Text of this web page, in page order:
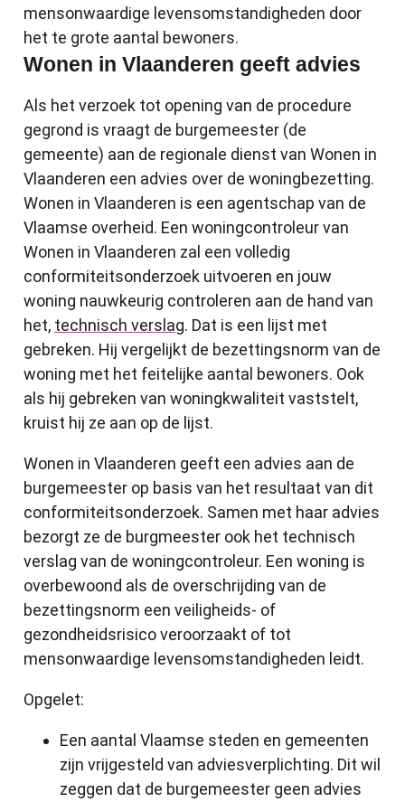
mensonwaardige levensomstandigheden door
het te grote aantal bewoners.
Wonen in Vlaanderen geeft advies
Als het verzoek tot opening van de procedure
gegrond is vraagt de burgemeester (de
gemeente) aan de regionale dienst van Wonen in
Vlaanderen een advies over de woningbezetting.
Wonen in Vlaanderen is een agentschap van de
Vlaamse overheid. Een woningcontroleur van
Wonen in Vlaanderen zal een volledig
conformiteitsonderzoek uitvoeren en jouw
woning nauwkeurig controleren aan de hand van
het, technisch verslag. Dat is een lijst met
gebreken. Hij vergelijkt de bezettingsnorm van de
woning met het feitelijke aantal bewoners. Ook
als hij gebreken van woningkwaliteit vaststelt,
kruist hij ze aan op de lijst.
Wonen in Vlaanderen geeft een advies aan de
burgemeester op basis van het resultaat van dit
conformiteitsonderzoek. Samen met haar advies
bezorgt ze de burgmeester ook het technisch
verslag van de woningcontroleur. Een woning is
overbewoond als de overschrijding van de
bezettingsnorm een veiligheids- of
gezondheidsrisico veroorzaakt of tot
mensonwaardige levensomstandigheden leidt.
Opgelet:
Een aantal Vlaamse steden en gemeenten
zijn vrijgesteld van adviesverplichting. Dit wil
zeggen dat de burgemeester geen advies